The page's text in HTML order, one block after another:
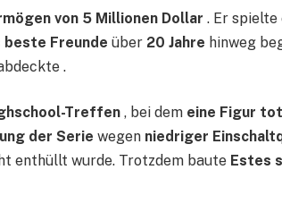
von 5 Millionen Dollar . Er spielte
beste Freunde über 20 Jahre hinweg
.
Treffen , bei dem eine Figur tot
der Serie wegen niedriger
enthüllt wurde. Trotzdem baute Estes